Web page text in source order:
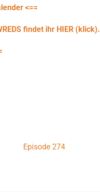
<==
findet ihr HIER (klick).
Episode 274